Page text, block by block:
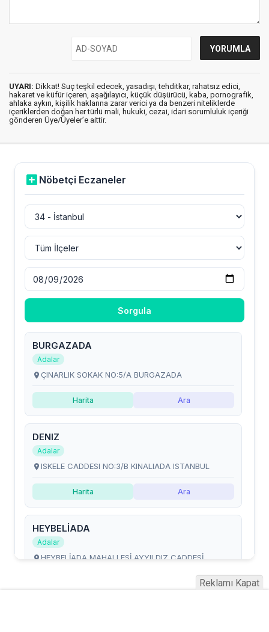
UYARI: Dikkat! Suç teşkil edecek, yasadışı, tehditkar, rahatsız edici,
hakaret ve küfür içeren, aşağılayıcı, küçük düşürücü, kaba, pornografik,
ahlaka aykırı, kişilik haklarına zarar verici ya da benzeri niteliklerde
içeriklerden doğan her türlü mali, hukuki, cezai, idari sorumluluk içeriği
gönderen Üye/Üyeler’e aittir.
Reklamı Kapat